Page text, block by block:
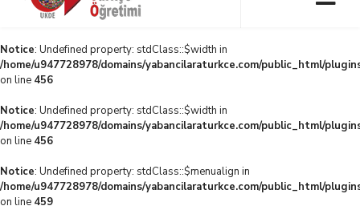
Notice: Undefined property: stdClass::$width in
/home/u947728978/domains/yabancilaraturkce.com/public_html/
on line 456
Notice: Undefined property: stdClass::$width in
/home/u947728978/domains/yabancilaraturkce.com/public_html/
on line 456
Notice: Undefined property: stdClass::$menualign in
/home/u947728978/domains/yabancilaraturkce.com/public_html/
on line 459